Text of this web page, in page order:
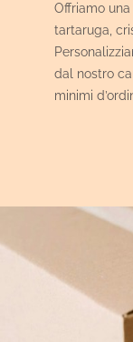
Offriamo
tartaruga,
dal nostro
minimi